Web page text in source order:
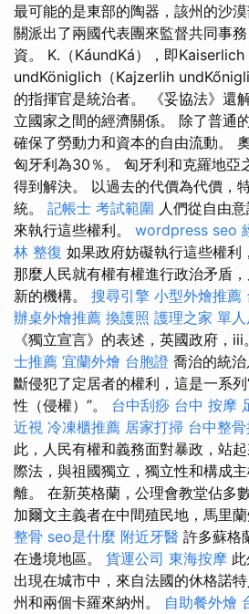
最可能的是東部的陶器，該州的沙
關派出了兩國代表團來監督共同事
資。 K.（KáundKá），即Kaiserlich
undKöniglich（Kajzerlih
的指揮官是統治者。 《妥協法》還
立國家之間的經濟關係。 除了普通
確保了勞動力和資本的自由流動。
匈牙利為30％。 匈牙利和克羅地亞
得到解決。 以過去的代價為代價，
統。 記帳士 考試範圍 人們從自由
來執行這些權利。 wordpress seo
林 整復 如果政府妨礙執行這些權利
那麼人民就有權有權進行政治矛盾
新的機構。 搜尋引擎 小型外燴推薦
辦桌外燴推薦 換護照 護理之家 單
《獨立宣言》的表述，英國政府，iii
士推薦 宜蘭外燴 台胞證 喬治的統
斷侵犯了定居者的權利，這是一系
性（侵權）”。 台中刮痧 台中 按摩
近視 冷凍櫃推薦 居家打掃 台中整
此，人民有權和義務面對暴政，站
際法，與祖國獨立，獨立性和構成
離。 在新英格蘭，公理會教堂佔多
加爾文主義者在中間殖民地，馬里
整骨 seo是什麼 附近牙醫 許多蘇格
在邊境地區。 貨運公司 東海按摩
出現在城市中，來自法國的休格諾
州和兩個卡羅來納州。 自助餐外燴